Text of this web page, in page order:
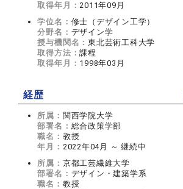
取得年月：2011年09月
学位名： 修士（デザイン工学）
分野名： デザイン学
授与機関名：東北芸術工科大学
取得方法：課程
取得年月： 1998年03月
経歴
所属： 関西学院大学
部署名： 総合政策学部
職名： 教授
年月： 2022年04月 ～ 継続中
所属： 京都工芸繊維大学
部署名： デザイン・建築学系
職名： 教授